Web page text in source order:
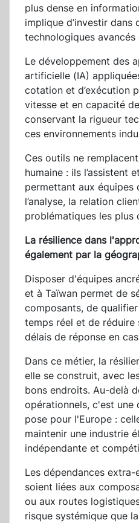
plus dense en
implique d’investir dans
technologiques avancés
Le développement des
artificielle (IA)
cotation et d’exécution
vitesse et en capacité
conservant la rigueur
ces environnements
Ces outils ne
humaine : ils l’assistent
permettant aux équipes
l’analyse, la relation
problématiques les plus
La résilience dans
également par la
Disposer d'équipes
et à Taïwan permet de
composants, de
temps réel et de
délais de réponse en
Dans ce métier, la
elle se construit, avec
bons endroits. Au-delà
opérationnels, c'est une
pose pour l'Europe :
maintenir une industrie
indépendante et
Les dépendances extra-
soient liées aux
ou aux routes
risque systémique que